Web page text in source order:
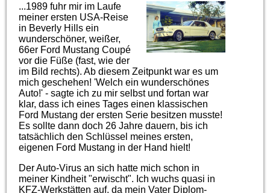
...1989 fuhr mir im Laufe
meiner ersten USA-Reise
in Beverly Hills ein
wunderschöner, weißer,
66er Ford Mustang Coupé
vor die Füße (fast, wie der
im Bild rechts). Ab diesem Zeitpunkt war es um
mich geschehen! 'Welch ein wunderschönes
Auto!' - sagte ich zu mir selbst und fortan war
klar, dass ich eines Tages einen klassischen
Ford Mustang der ersten Serie besitzen musste!
Es sollte dann doch 26 Jahre dauern, bis ich
tatsächlich den Schlüssel meines ersten,
eigenen Ford Mustang in der Hand hielt!
Der Auto-Virus an sich hatte mich schon in
meiner Kindheit "erwischt". Ich wuchs quasi in
KFZ-Werkstätten auf, da mein Vater Diplom-